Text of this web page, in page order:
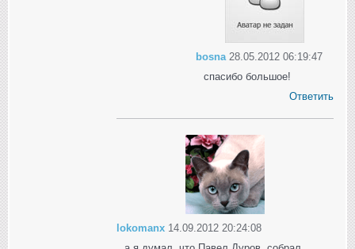
bosna 28.05.2012 06:19:47
спасибо большое!
Ответить
lokomanx 14.09.2012 20:24:08